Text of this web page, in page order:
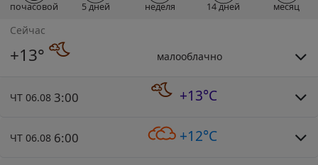
почасовой 5 дней неделя 14 дней месяц
Сейчас
+13° малооблачно
ЧТ 06.08 3:00 +13°C
ЧТ 06.08 6:00 +12°C